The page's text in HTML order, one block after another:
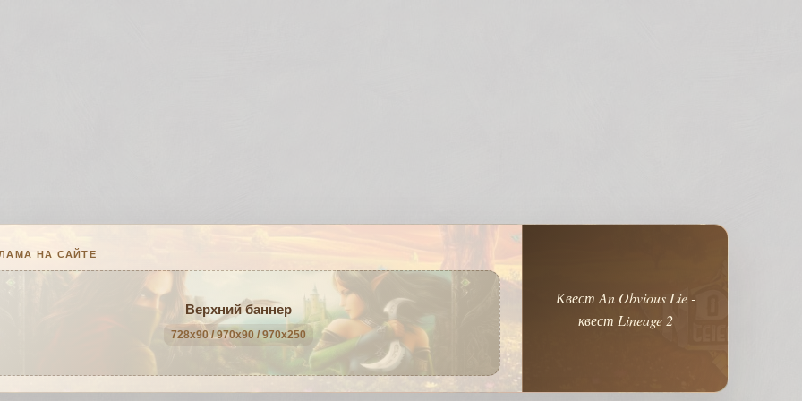
НА САЙТЕ
Верхний баннер
728x90 / 970x90 / 970x250
Квест An Obvious Lie -
квест Lineage 2